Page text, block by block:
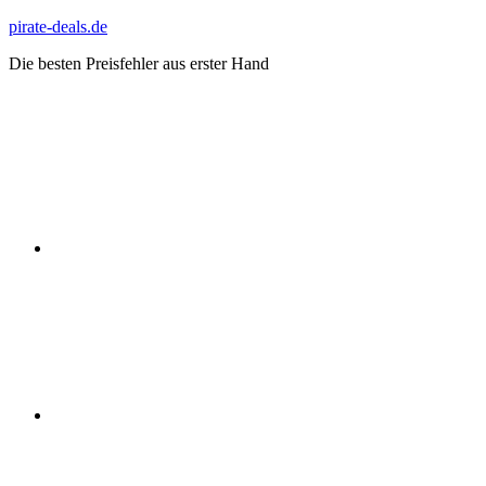
Zum
springen
pirate-deals.de
Die besten Preisfehler aus erster Hand